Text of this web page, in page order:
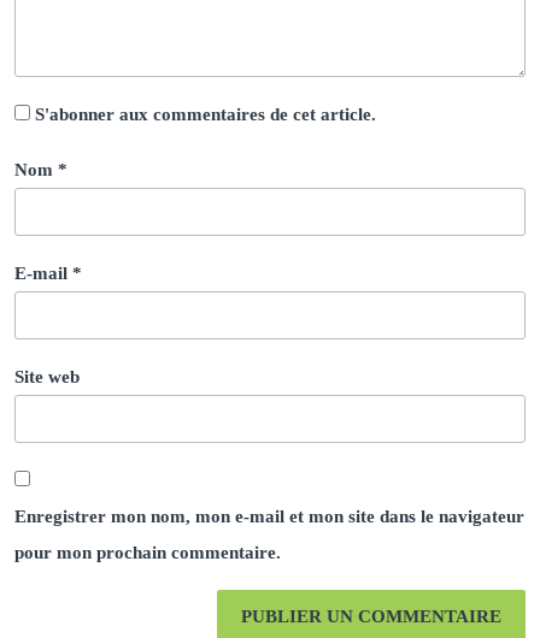
S'abonner aux commentaires de cet article.
Nom *
E-mail *
Site web
Enregistrer mon nom, mon e-mail et mon site dans le navigateur
pour mon prochain commentaire.